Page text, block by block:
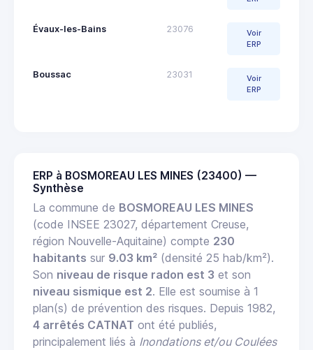
Évaux-les-Bains 23076
Voir
ERP
Boussac 23031
Voir
ERP
ERP à BOSMOREAU LES MINES (23400) —
Synthèse
La commune de BOSMOREAU LES MINES
(code INSEE 23027, département Creuse,
région Nouvelle-Aquitaine) compte 230
habitants sur 9.03 km² (densité 25 hab/km²).
Son niveau de risque radon est 3 et son
niveau sismique est 2. Elle est soumise à 1
plan(s) de prévention des risques. Depuis 1982,
4 arrêtés CATNAT ont été publiés,
principalement liés à Inondations et/ou Coulées